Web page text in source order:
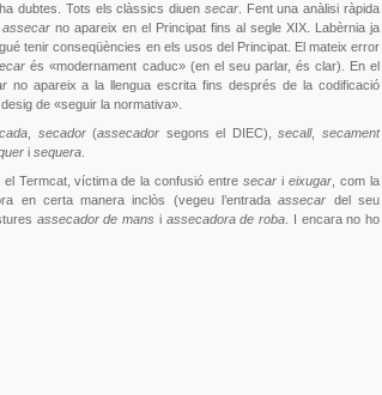
dubtes. Tots els clàssics diuen secar. Fent una anàlisi ràpida
assecar no apareix en el Principat fins al segle XIX. Labèrnia ja
tenir conseqüències en els usos del Principat. El mateix error
és «modernament caduc» (en el seu parlar, és clar). En el
no apareix a la llengua escrita fins després de la codificació
de «seguir la normativa».
, secador(assecador segons el DIEC),secall,secament
i sequera.
el Termcat, víctima de la confusió entresecar ieixugar, com la
en certa manera inclòs (vegeu l’entradaassecar del seu
assecador de mans i assecadora de roba. I encara no ho